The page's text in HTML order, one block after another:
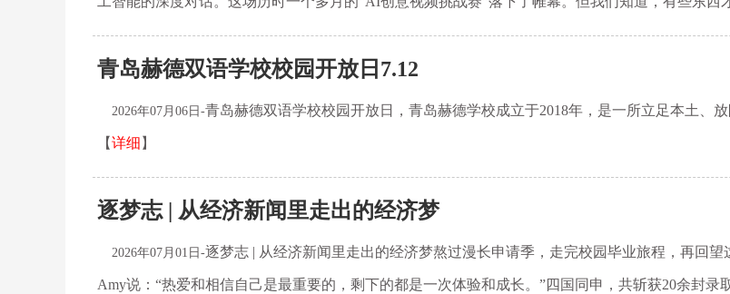
青岛赫德双语学校校园开放日7.12
2026年07月06日-青岛赫德双语学校校园开放日，青岛赫德学校成立于2018年，是一所立足本土
【详细 】
逐梦志 | 从经济新闻里走出的经济梦
2026年07月01日-逐梦志 | 从经济新闻里走出的经济梦熬过漫长申请季，走完校园毕业旅程，再回望
Amy说：“热爱和相信自己是最重要的，剩下的都是一次体验和成长。”四国同申，共斩获20余封